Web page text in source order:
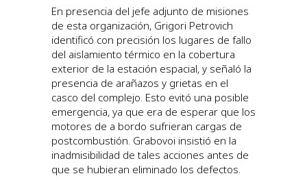
En presencia del jefe adjunto de misiones
de esta organización, Grigori Petrovich
identificó con precisión los lugares de fallo
del aislamiento térmico en la cobertura
exterior de la estación espacial, y señaló la
presencia de arañazos y grietas en el
casco del complejo. Esto evitó una posible
emergencia, ya que era de esperar que los
motores de a bordo sufrieran cargas de
postcombustión. Grabovoi insistió en la
inadmisibilidad de tales acciones antes de
que se hubieran eliminado los defectos.